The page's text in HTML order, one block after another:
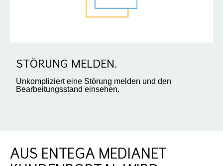
STÖRUNG MELDEN.
Unkompliziert eine Störung melden und den
Bearbeitungsstand einsehen.
AUS ENTEGA MEDIANET